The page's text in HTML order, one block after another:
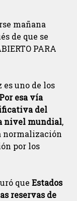
mañana
de que se
PARA
uno de los
Por esa vía
del
nivel mundial,
normalización
por los
que Estados
reservas de